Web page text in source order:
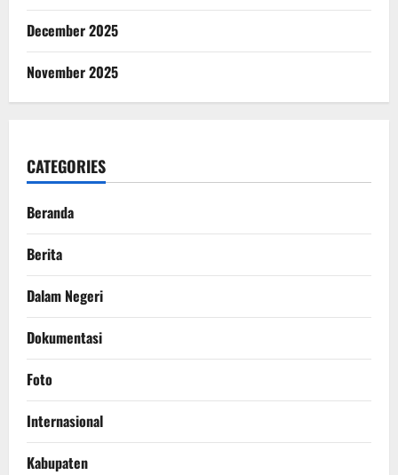
December 2025
November 2025
CATEGORIES
Beranda
Berita
Dalam Negeri
Dokumentasi
Foto
Internasional
Kabupaten